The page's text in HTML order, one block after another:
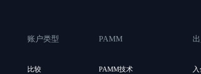
账户类型
比较
PAMM
PAMM技术